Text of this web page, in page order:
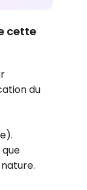
cette
du